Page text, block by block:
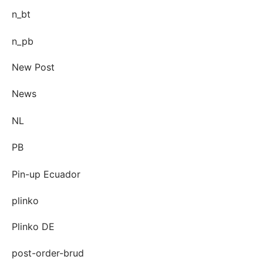
n_bt
n_pb
New Post
News
NL
PB
Pin-up Ecuador
plinko
Plinko DE
post-order-brud